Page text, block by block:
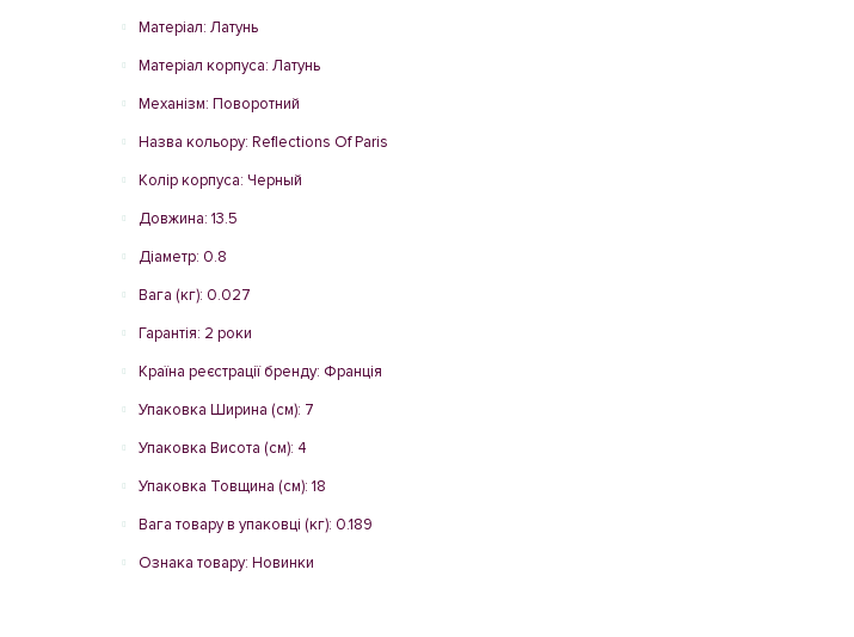
Матеріал: Латунь
Матеріал корпуса: Латунь
Механізм: Поворотний
Назва кольору: Reflections Of Paris
Колір корпуса: Черный
Довжина: 13.5
Діаметр: 0.8
Вага (кг): 0.027
Гарантія: 2 роки
Країна реєстрації бренду: Франція
Упаковка Ширина (см): 7
Упаковка Висота (см): 4
Упаковка Товщина (см): 18
Вага товару в упаковці (кг): 0.189
Ознака товару: Новинки